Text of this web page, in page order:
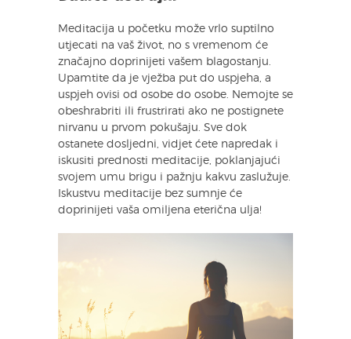
Meditacija u početku može vrlo suptilno
utjecati na vaš život, no s vremenom će
značajno doprinijeti vašem blagostanju.
Upamtite da je vježba put do uspjeha, a
uspjeh ovisi od osobe do osobe. Nemojte se
obeshrabriti ili frustrirati ako ne postignete
nirvanu u prvom pokušaju. Sve dok
ostanete dosljedni, vidjet ćete napredak i
iskusiti prednosti meditacije, poklanjajući
svojem umu brigu i pažnju kakvu zaslužuje.
Iskustvu meditacije bez sumnje će
doprinijeti vaša omiljena eterična ulja!